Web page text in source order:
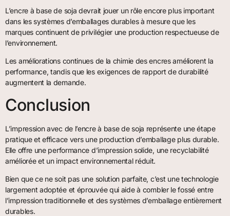
L’encre à base de soja devrait jouer un rôle encore plus important
dans les systèmes d’emballages durables à mesure que les
marques continuent de privilégier une production respectueuse de
l’environnement.
Les améliorations continues de la chimie des encres améliorent la
performance, tandis que les exigences de rapport de durabilité
augmentent la demande.
Conclusion
L’impression avec de l’encre à base de soja représente une étape
pratique et efficace vers une production d’emballage plus durable.
Elle offre une performance d’impression solide, une recyclabilité
améliorée et un impact environnemental réduit.
Bien que ce ne soit pas une solution parfaite, c’est une technologie
largement adoptée et éprouvée qui aide à combler le fossé entre
l’impression traditionnelle et des systèmes d’emballage entièrement
durables.